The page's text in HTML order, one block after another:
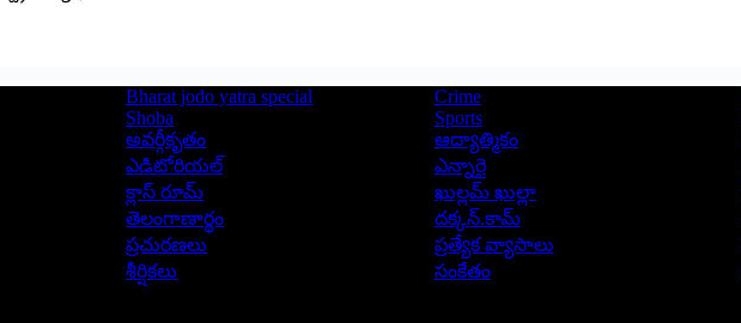
Bharat jodo yatra special Crime
Shoba Sports
అవర్గీకృతం ఆద్యాత్మికం
ఎడిటోరియల్ ఎన్నారై
క్లాస్ రూమ్ ఖుల్లమ్ ఖుల్లా
తెలంగాణార్థం దక్కన్.కామ్
ప్రచురణలు ప్రత్యేక వ్యాసాలు
శీర్షికలు సంకేతం